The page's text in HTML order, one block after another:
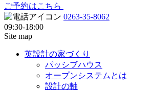
ご予約はこちら
0263-35-8062
09:30-18:00
Site map
英設計の家づくり
パッシブハウス
オープンシステムとは
設計の軸